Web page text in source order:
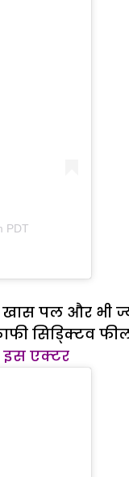
PDT
पल और भी
सिड्क्टिव
इस एक्टर